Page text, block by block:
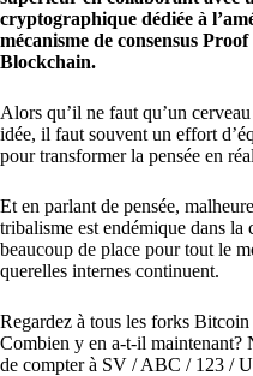
cryptographique dédiée à
mécanisme de consensus
Blockchain.
Alors qu’il ne faut qu’un
idée, il faut souvent un effort
pour transformer la pensée en
Et en parlant de pensée,
tribalisme est endémique dans la
beaucoup de place pour tout le
querelles internes continuent.
Regardez à tous les forks
Combien y en a-t-il maintenant?
de compter à SV / ABC / 123 /